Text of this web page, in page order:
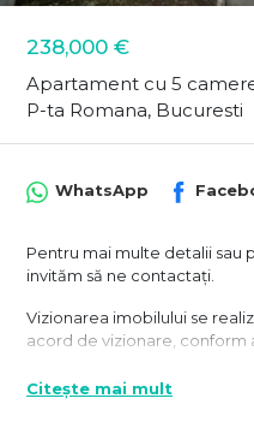
238,000 €
Apartament cu 5
P-ta Romana, Bucuresti
WhatsApp
Pentru mai multe detalii sau
invităm să ne contactați.
Vizionarea imobilului se
acord de vizionare, conform
Citește mai mult